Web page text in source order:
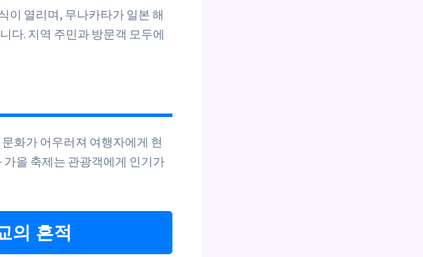
이 열리며, 무나카타가 일본 해
다. 지역 주민과 방문객 모두에
화가 어우러져 여행자에게 현
을 축제는 관광객에게 인기가
의 흔적